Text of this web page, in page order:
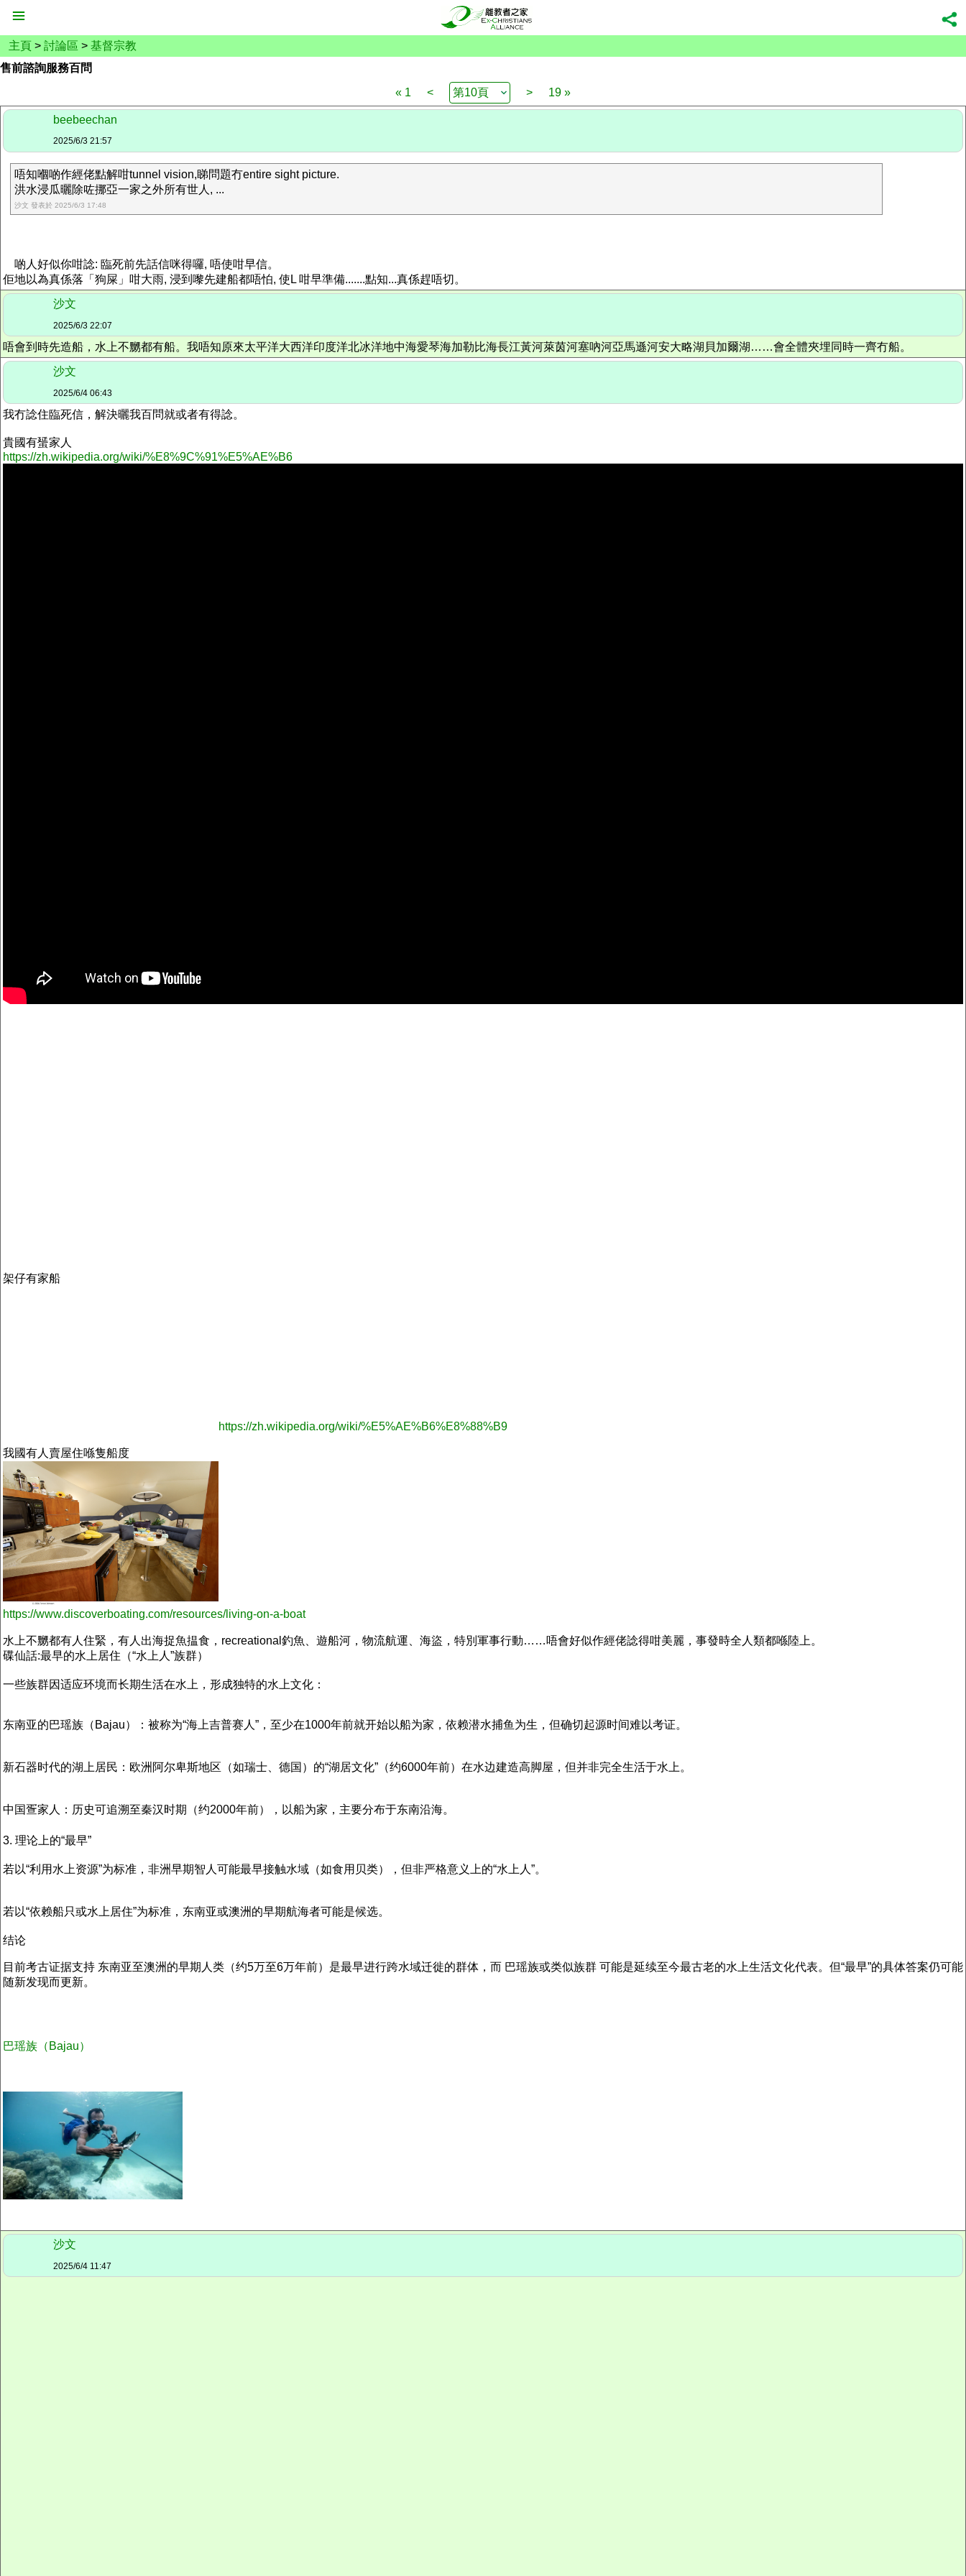
主頁 > 討論區 > 基督宗教
售前諮詢服務百問
« 1
< > 19 »
beebeechan
2025/6/3 21:57
唔知嗰啲作經佬點解咁tunnel vision,睇問題冇entire sight picture.
洪水浸瓜曬除咗挪亞一家之外所有世人, ...
沙文 發表於 2025/6/3 17:48
啲人好似你咁諗: 臨死前先話信咪得囉, 唔使咁早信。
佢地以為真係落「狗屎」咁大雨, 浸到嚟先建船都唔怕, 使L 咁早準備.......點知...真係趕唔切。
沙文
2025/6/3 22:07
唔會到時先造船，水上不嬲都有船。我唔知原來太平洋大西洋印度洋北冰洋地中海愛琴海加勒比海長江黃河萊茵河塞吶河亞馬遜河安大略湖貝加爾湖……會全體夾埋同時一齊冇船。
沙文
2025/6/4 06:43
我冇諗住臨死信，解決曬我百問就或者有得諗。
貴國有蜑家人
https://zh.wikipedia.org/wiki/%E8%9C%91%E5%AE%B6
架仔有家船
https://zh.wikipedia.org/wiki/%E5%AE%B6%E8%88%B9
我國有人賣屋住喺隻船度
https://www.discoverboating.com/resources/living-on-a-boat
水上不嬲都有人住緊，有人出海捉魚揾食，recreational釣魚、遊船河，物流航運、海盜，特別軍事行動……唔會好似作經佬諗得咁美麗，事發時全人類都喺陸上。
碟仙話:最早的水上居住（“水上人”族群）
一些族群因适应环境而长期生活在水上，形成独特的水上文化：
东南亚的巴瑶族（Bajau）：被称为“海上吉普赛人”，至少在1000年前就开始以船为家，依赖潜水捕鱼为生，但确切起源时间难以考证。
新石器时代的湖上居民：欧洲阿尔卑斯地区（如瑞士、德国）的“湖居文化”（约6000年前）在水边建造高脚屋，但并非完全生活于水上。
中国疍家人：历史可追溯至秦汉时期（约2000年前），以船为家，主要分布于东南沿海。
3. 理论上的“最早”
若以“利用水上资源”为标准，非洲早期智人可能最早接触水域（如食用贝类），但非严格意义上的“水上人”。
若以“依赖船只或水上居住”为标准，东南亚或澳洲的早期航海者可能是候选。
结论
目前考古证据支持 东南亚至澳洲的早期人类（约5万至6万年前）是最早进行跨水域迁徙的群体，而 巴瑶族或类似族群 可能是延续至今最古老的水上生活文化代表。但“最早”的具体答案仍可能
随新发现而更新。
巴瑶族 （Bajau）
沙文
2025/6/4 11:47